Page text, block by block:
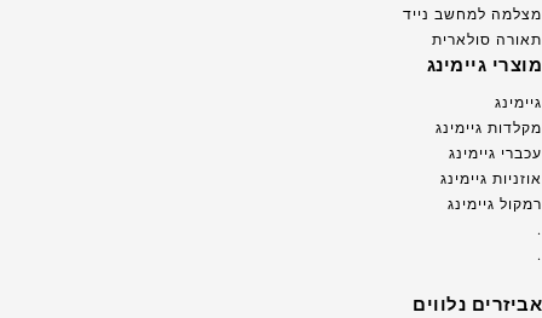
מצלמה למחשב נייד
תאורה סולארית
מוצרי גיימינג
גיימינג
מקלדות גיימינג
עכברי גיימינג
אוזניות גיימינג
רמקול גיימינג
.
.
אביזרים נלווים